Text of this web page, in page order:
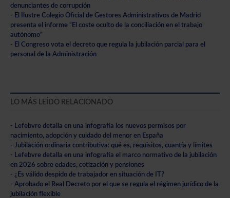
denunciantes de corrupción
- El Ilustre Colegio Oficial de Gestores Administrativos de Madrid
presenta el informe “El coste oculto de la conciliación en el trabajo
autónomo”
- El Congreso vota el decreto que regula la jubilación parcial para el
personal de la Administración
LO MÁS LEÍDO RELACIONADO
- Lefebvre detalla en una infografía los nuevos permisos por
nacimiento, adopción y cuidado del menor en España
- Jubilación ordinaria contributiva: qué es, requisitos, cuantía y límites
- Lefebvre detalla en una infografía el marco normativo de la jubilación
en 2026 sobre edades, cotización y pensiones
- ¿Es válido despido de trabajador en situación de IT?
- Aprobado el Real Decreto por el que se regula el régimen jurídico de la
jubilación flexible